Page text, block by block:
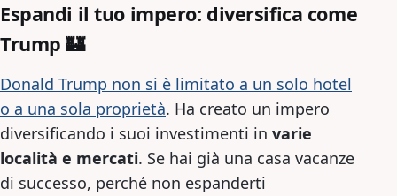
Espandi il tuo impero: diversifica come
Trump 🏰
Donald Trump non si è limitato a un solo hotel
o a una sola proprietà. Ha creato un impero
diversificando i suoi investimenti in varie
località e mercati. Se hai già una casa vacanze
di successo, perché non espanderti